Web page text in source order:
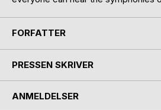
FORFATTER
PRESSEN SKRIVER
ANMELDELSER